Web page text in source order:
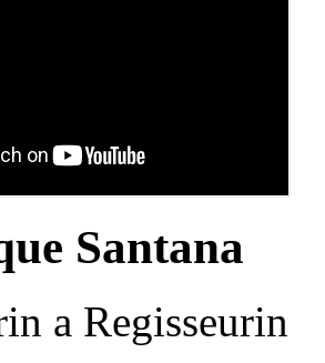
Santana
a Regisseurin